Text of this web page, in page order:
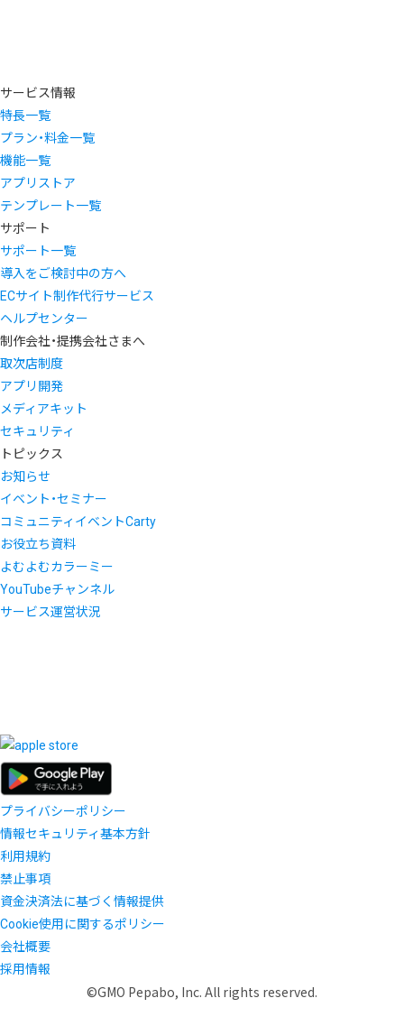
サービス情報
特長一覧
プラン・料金一覧
機能一覧
アプリストア
テンプレート一覧
サポート
サポート一覧
導入をご検討中の方へ
ECサイト制作代行サービス
ヘルプセンター
制作会社・提携会社さまへ
取次店制度
アプリ開発
メディアキット
セキュリティ
トピックス
お知らせ
イベント・セミナー
コミュニティイベントCarty
お役立ち資料
よむよむカラーミー
YouTubeチャンネル
サービス運営状況
プライバシーポリシー
情報セキュリティ基本方針
利用規約
禁止事項
資金決済法に基づく情報提供
Cookie使用に関するポリシー
会社概要
採用情報
©GMO Pepabo, Inc. All rights reserved.